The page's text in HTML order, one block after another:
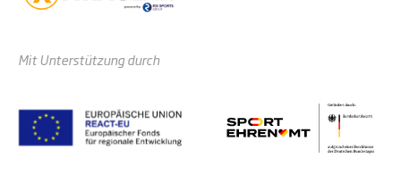
Mit Unterstützung durch